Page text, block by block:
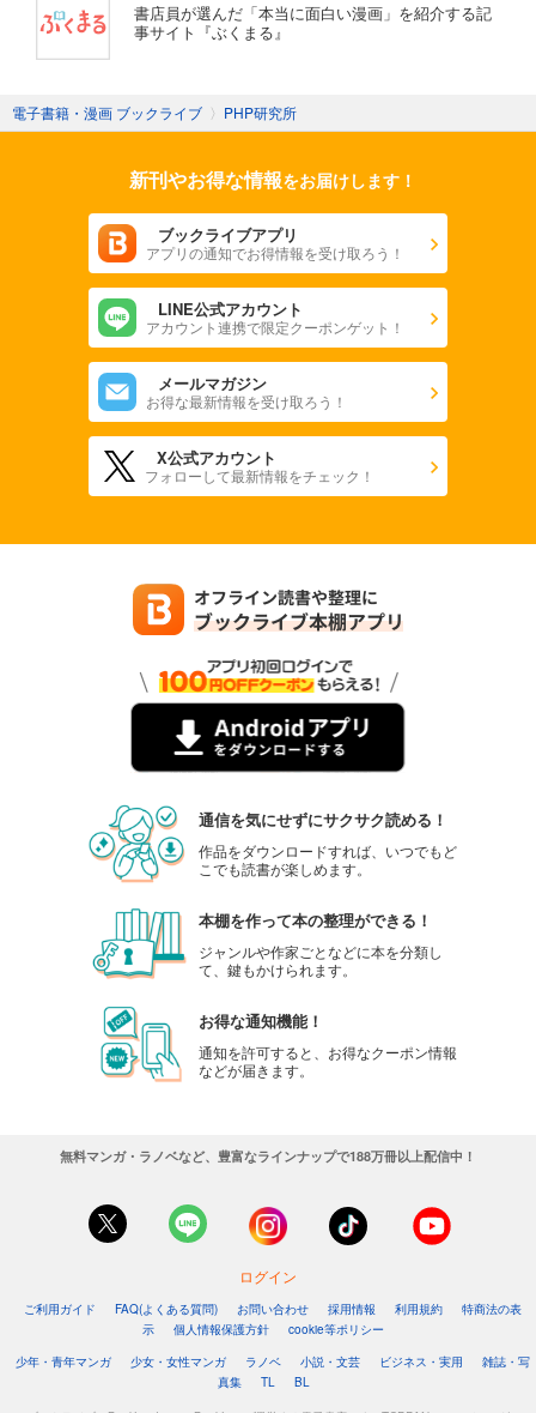
書店員が選んだ「本当に面白い漫画」を紹介する記
事サイト『ぶくまる』
電子書籍・漫画 ブックライブ 〉 PHP研究所
新刊やお得な情報をお届けします！
ブックライブアプリ
アプリの通知でお得情報を受け取ろう！
LINE公式アカウント
アカウント連携で限定クーポンゲット！
メールマガジン
お得な最新情報を受け取ろう！
X公式アカウント
フォローして最新情報をチェック！
通信を気にせずにサクサク読める！
作品をダウンロードすれば、いつでもど
こでも読書が楽しめます。
本棚を作って本の整理ができる！
ジャンルや作家ごとなどに本を分類し
て、鍵もかけられます。
お得な通知機能！
通知を許可すると、お得なクーポン情報
などが届きます。
無料マンガ・ラノベなど、豊富なラインナップで188万冊以上配信中！
ログイン
ご利用ガイド FAQ(よくある質問) お問い合わせ 採用情報 利用規約
特商法の表
示
個人情報保護方針
cookie等ポリシー
少年・青年マンガ
少女・女性マンガ ラノベ 小説・文芸 ビジネス・実用
雑誌・写
真集
TL BL